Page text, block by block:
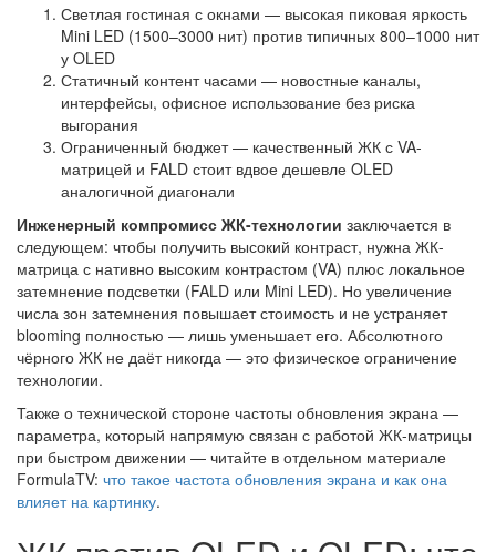
Светлая гостиная с окнами — высокая пиковая яркость
Mini LED (1500–3000 нит) против типичных 800–1000 нит
у OLED
Статичный контент часами — новостные каналы,
интерфейсы, офисное использование без риска
выгорания
Ограниченный бюджет — качественный ЖК с VA-
матрицей и FALD стоит вдвое дешевле OLED
аналогичной диагонали
Инженерный компромисс ЖК-технологии заключается в
следующем: чтобы получить высокий контраст, нужна ЖК-
матрица с нативно высоким контрастом (VA) плюс локальное
затемнение подсветки (FALD или Mini LED). Но увеличение
числа зон затемнения повышает стоимость и не устраняет
blooming полностью — лишь уменьшает его. Абсолютного
чёрного ЖК не даёт никогда — это физическое ограничение
технологии.
Также о технической стороне частоты обновления экрана —
параметра, который напрямую связан с работой ЖК-матрицы
при быстром движении — читайте в отдельном материале
FormulaTV: что такое частота обновления экрана и как она
влияет на картинку.